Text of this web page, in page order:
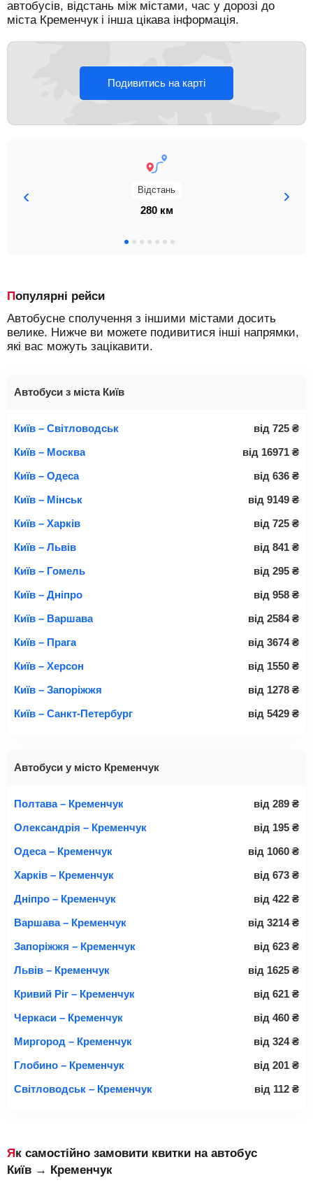
автобусів, відстань між містами, час у дорозі до
міста Кременчук і інша цікава інформація.
Подивитись на карті
Відстань
280 км
Популярні рейси
Автобусне сполучення з іншими містами досить
велике. Нижче ви можете подивитися інші напрямки,
які вас можуть зацікавити.
Автобуси з міста Київ
Київ – Світловодськ від 725 ₴
Київ – Москва
від 16971 ₴
Київ – Одеса
від 636 ₴
Київ – Мінськ
від 9149 ₴
Київ – Харків
від 725 ₴
Київ – Львів
від 841 ₴
Київ – Гомель
від 295 ₴
Київ – Дніпро
від 958 ₴
Київ – Варшава
від 2584 ₴
Київ – Прага
від 3674 ₴
Київ – Херсон
від 1550 ₴
Київ – Запоріжжя
від 1278 ₴
Київ – Санкт-Петербург
від 5429 ₴
Автобуси у місто Кременчук
Полтава – Кременчук від 289 ₴
Олександрія – Кременчук
від 195 ₴
Одеса – Кременчук
від 1060 ₴
Харків – Кременчук
від 673 ₴
Дніпро – Кременчук
від 422 ₴
Варшава – Кременчук
від 3214 ₴
Запоріжжя – Кременчук
від 623 ₴
Львів – Кременчук
від 1625 ₴
Кривий Ріг – Кременчук
від 621 ₴
Черкаси – Кременчук
від 460 ₴
Миргород – Кременчук
від 324 ₴
Глобино – Кременчук
від 201 ₴
Світловодськ – Кременчук
від 112 ₴
Як самостійно замовити квитки на автобус
Київ → Кременчук